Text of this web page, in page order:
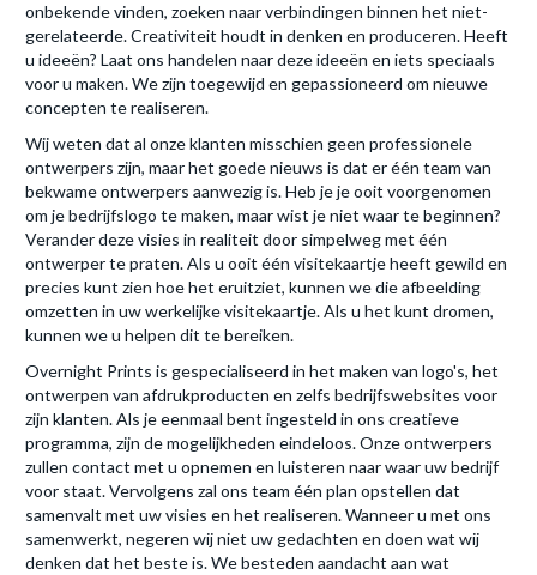
onbekende vinden, zoeken naar verbindingen binnen het niet-
gerelateerde. Creativiteit houdt in denken en produceren. Heeft
u ideeën? Laat ons handelen naar deze ideeën en iets speciaals
voor u maken. We zijn toegewijd en gepassioneerd om nieuwe
concepten te realiseren.
Wij weten dat al onze klanten misschien geen professionele
ontwerpers zijn, maar het goede nieuws is dat er één team van
bekwame ontwerpers aanwezig is. Heb je je ooit voorgenomen
om je bedrijfslogo te maken, maar wist je niet waar te beginnen?
Verander deze visies in realiteit door simpelweg met één
ontwerper te praten. Als u ooit één visitekaartje heeft gewild en
precies kunt zien hoe het eruitziet, kunnen we die afbeelding
omzetten in uw werkelijke visitekaartje. Als u het kunt dromen,
kunnen we u helpen dit te bereiken.
Overnight Prints is gespecialiseerd in het maken van logo's, het
ontwerpen van afdrukproducten en zelfs bedrijfswebsites voor
zijn klanten. Als je eenmaal bent ingesteld in ons creatieve
programma, zijn de mogelijkheden eindeloos. Onze ontwerpers
zullen contact met u opnemen en luisteren naar waar uw bedrijf
voor staat. Vervolgens zal ons team één plan opstellen dat
samenvalt met uw visies en het realiseren. Wanneer u met ons
samenwerkt, negeren wij niet uw gedachten en doen wat wij
denken dat het beste is. We besteden aandacht aan wat